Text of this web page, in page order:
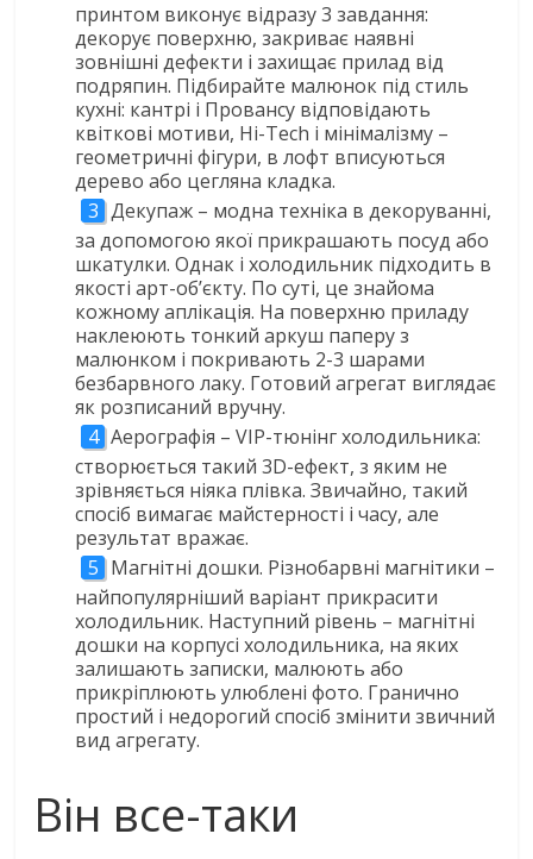
принтом виконує відразу 3 завдання:
декорує поверхню, закриває наявні
зовнішні дефекти і захищає прилад від
подряпин. Підбирайте малюнок під стиль
кухні: кантрі і Провансу відповідають
квіткові мотиви, Hi-Tech і мінімалізму –
геометричні фігури, в лофт вписуються
дерево або цегляна кладка.
Декупаж – модна техніка в декоруванні,
за допомогою якої прикрашають посуд або
шкатулки. Однак і холодильник підходить в
якості арт-об’єкту. По суті, це знайома
кожному аплікація. На поверхню приладу
наклеюють тонкий аркуш паперу з
малюнком і покривають 2-3 шарами
безбарвного лаку. Готовий агрегат виглядає
як розписаний вручну.
Аерографія – VIP-тюнінг холодильника:
створюється такий 3D-ефект, з яким не
зрівняється ніяка плівка. Звичайно, такий
спосіб вимагає майстерності і часу, але
результат вражає.
Магнітні дошки. Різнобарвні магнітики –
найпопулярніший варіант прикрасити
холодильник. Наступний рівень – магнітні
дошки на корпусі холодильника, на яких
залишають записки, малюють або
прикріплюють улюблені фото. Гранично
простий і недорогий спосіб змінити звичний
вид агрегату.
Він все-таки